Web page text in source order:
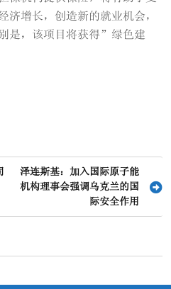
济增长，创造新的就业机会，
是，该项目将获得”绿色建
泽连斯基：加入国际原子能
机构理事会强调乌克兰的国
际安全作用